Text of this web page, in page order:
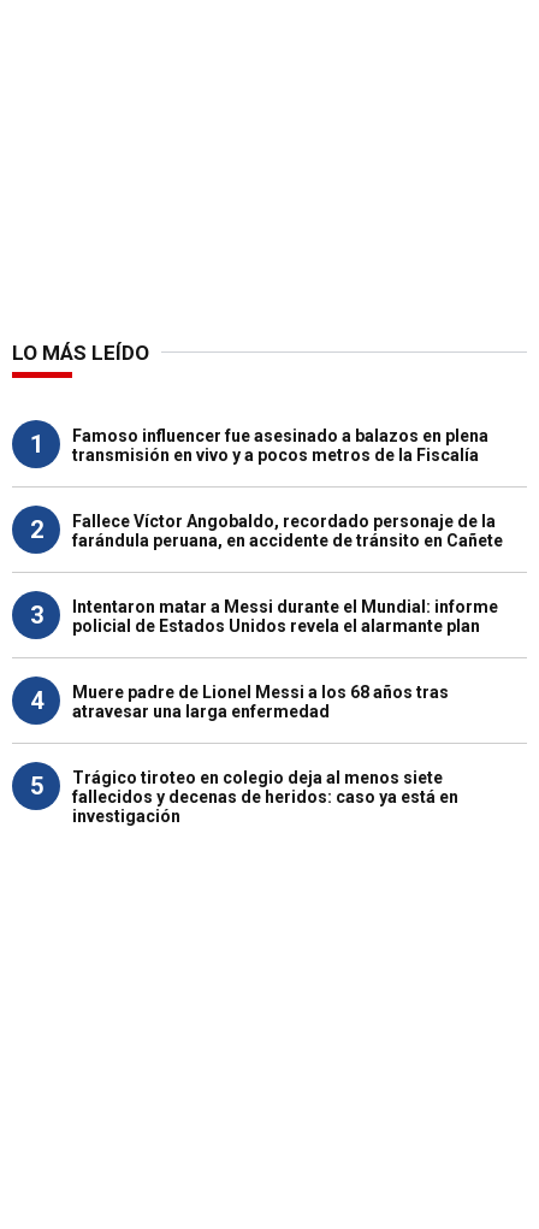
LO MÁS LEÍDO
1
Famoso influencer fue asesinado a balazos en plena
transmisión en vivo y a pocos metros de la Fiscalía
2
Fallece Víctor Angobaldo, recordado personaje de la
farándula peruana, en accidente de tránsito en Cañete
3
Intentaron matar a Messi durante el Mundial: informe
policial de Estados Unidos revela el alarmante plan
4
Muere padre de Lionel Messi a los 68 años tras
atravesar una larga enfermedad
5
Trágico tiroteo en colegio deja al menos siete
fallecidos y decenas de heridos: caso ya está en
investigación